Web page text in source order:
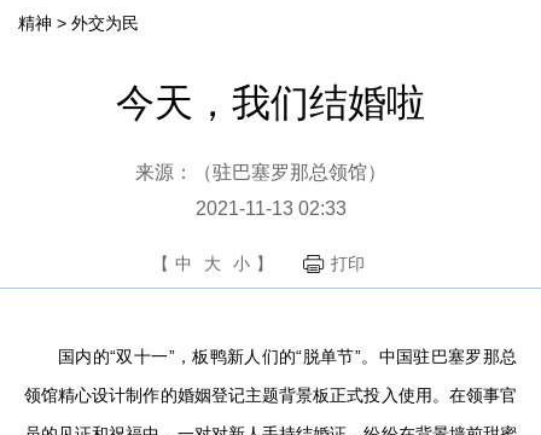
精神 > 外交为民
今天，我们结婚啦
来源：（驻巴塞罗那总领馆）
2021-11-13 02:33
【 中 大 小 】 打印
国内的“双十一”，板鸭新人们的“脱单节”。中国驻巴塞罗那总
领馆精心设计制作的婚姻登记主题背景板正式投入使用。在领事官